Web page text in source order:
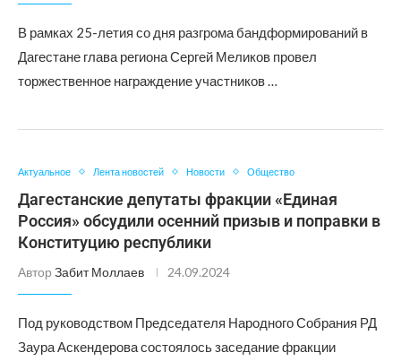
В рамках 25-летия со дня разгрома бандформирований в
Дагестане глава региона Сергей Меликов провел
торжественное награждение участников …
Актуальное Лента новостей Новости Общество
Дагестанские депутаты фракции «Единая
Россия» обсудили осенний призыв и поправки в
Конституцию республики
Автор Забит Моллаев 24.09.2024
Под руководством Председателя Народного Собрания РД
Заура Аскендерова состоялось заседание фракции